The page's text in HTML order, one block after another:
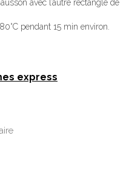
avec l’autre rectangle de
pendant 15 min environ.
express